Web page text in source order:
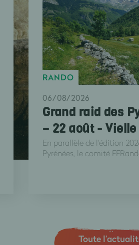
RANDO
06/08/2026
Grand raid des
– 22 août -
En parallèle de l'édition
Pyrénées, le comité
Toute